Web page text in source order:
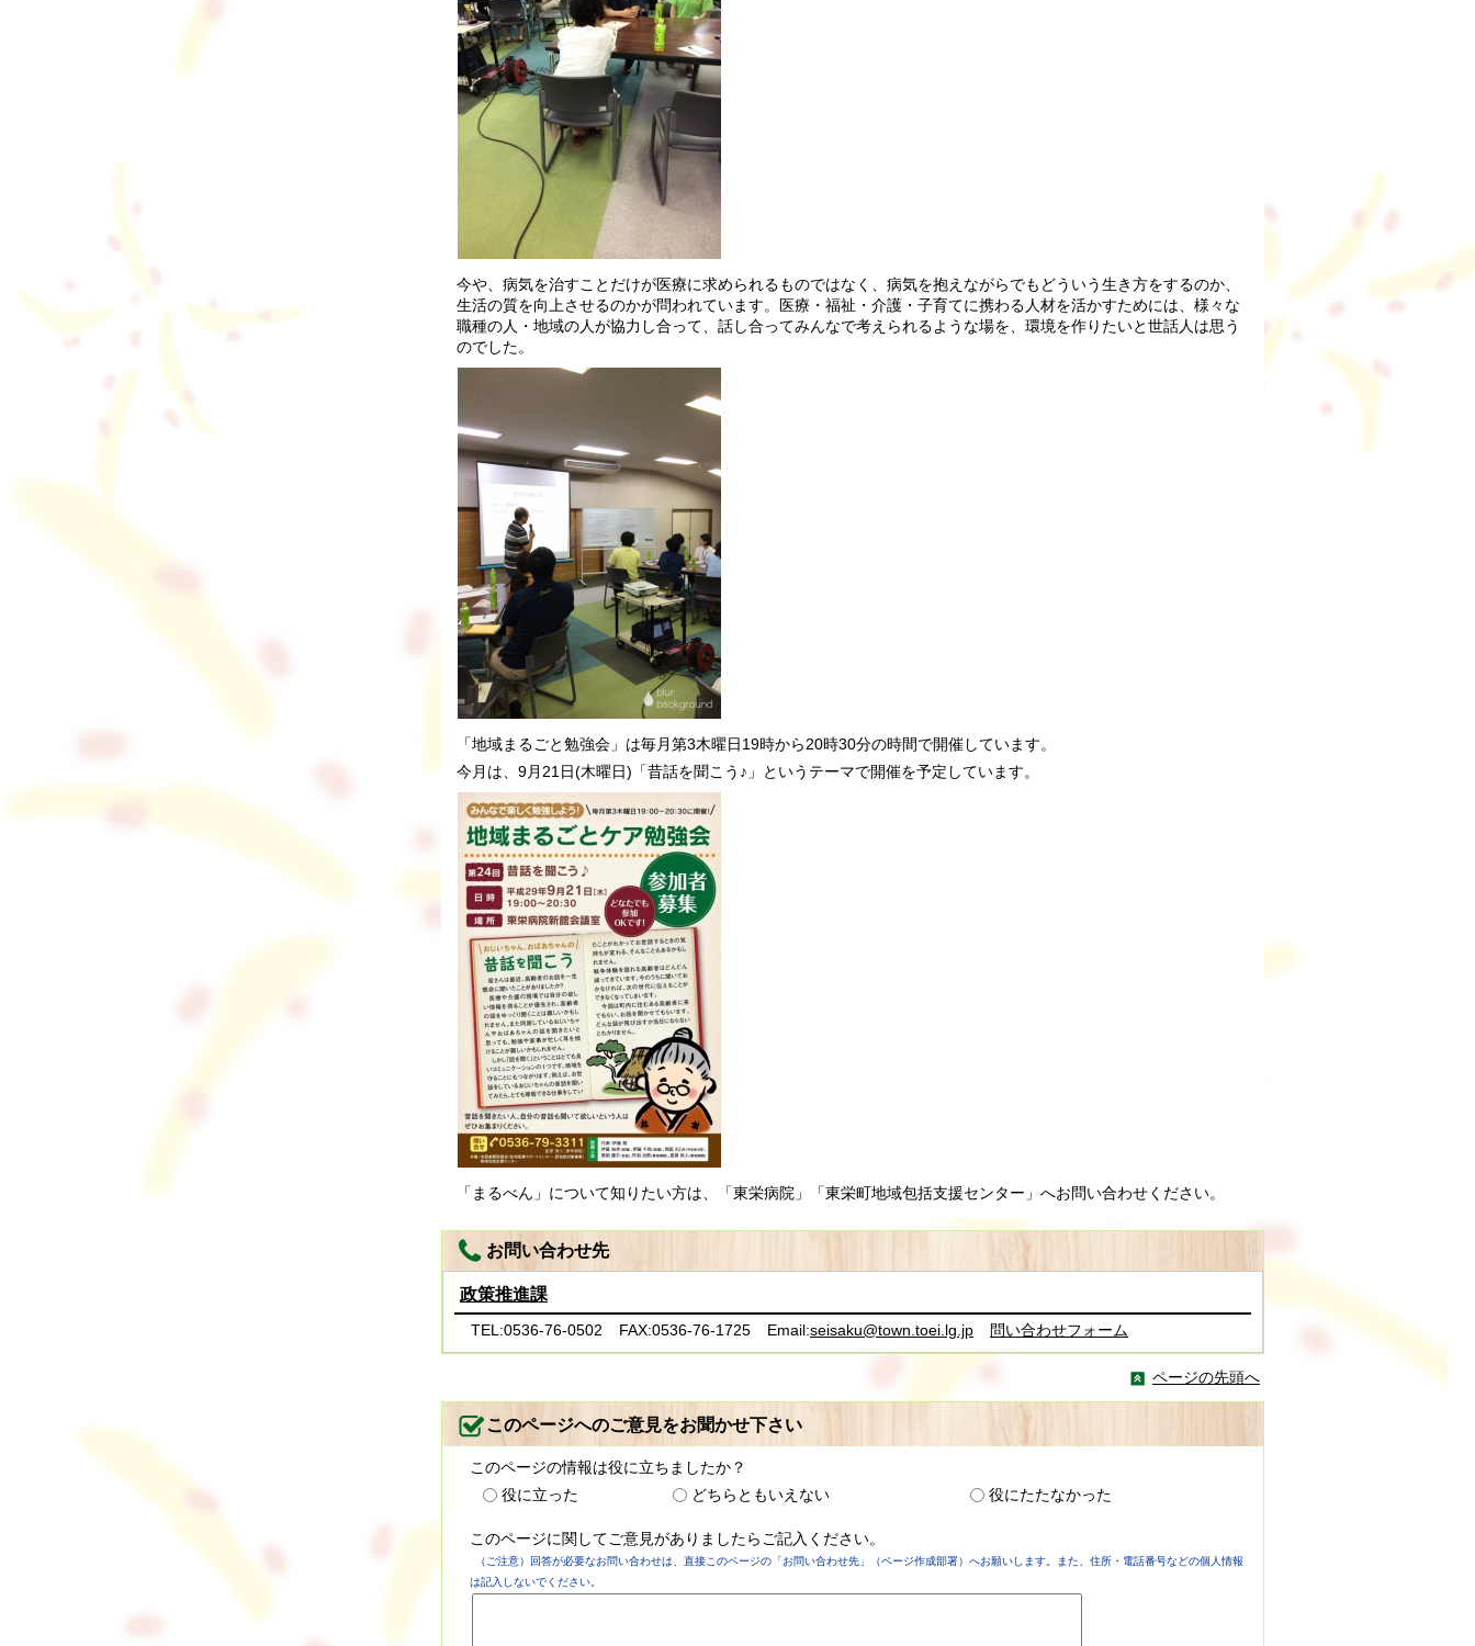
今や、病気を治すことだけが医療に求められるものではなく、病気を抱えながらでもどういう生き方をするのか、
生活の質を向上させるのかが問われています。医療・福祉・介護・子育てに携わる人材を活かすためには、様々な
職種の人・地域の人が協力し合って、話し合ってみんなで考えられるような場を、環境を作りたいと世話人は思う
のでした。
「地域まるごと勉強会」は毎月第3木曜日19時から20時30分の時間で開催しています。
今月は、9月21日(木曜日)「昔話を聞こう♪」というテーマで開催を予定しています。
「まるべん」について知りたい方は、「東栄病院」「東栄町地域包括支援センター」へお問い合わせください。
お問い合わせ先
政策推進課
TEL:0536-76-0502 FAX:0536-76-1725 Email:seisaku@town.toei.lg.jp 問い合わせフォーム
ページの先頭へ
このページへのご意見をお聞かせ下さい
このページの情報は役に立ちましたか？
役に立った
どちらともいえない 役にたたなかった
このページに関してご意見がありましたらご記入ください。
（ご注意）回答が必要なお問い合わせは、直接このページの「お問い合わせ先」（ページ作成部署）へお願いします。また、住所・電話番号などの個人情報
は記入しないでください。